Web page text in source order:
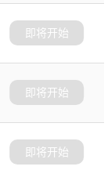
即将开始
即将开始
即将开始